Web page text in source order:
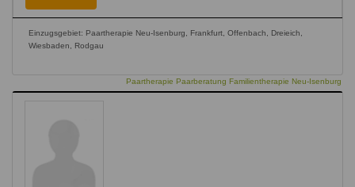
Einzugsgebiet: Paartherapie Neu-Isenburg, Frankfurt, Offenbach, Dreieich,
Wiesbaden, Rodgau
Paartherapie Paarberatung Familientherapie Neu-Isenburg